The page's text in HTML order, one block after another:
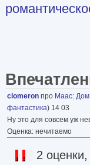
clomeron про Маас: Дом
фантастика) 14 03
Ну это для совсем уж
Оценка: нечитаемо
2